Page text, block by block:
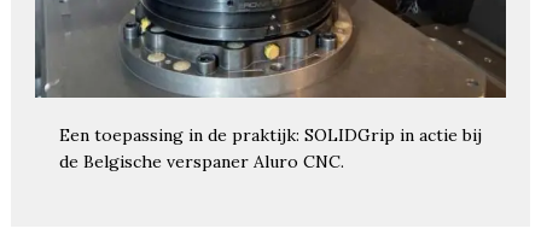
Een toepassing in de praktijk: SOLIDGrip in actie bij
de Belgische verspaner Aluro CNC.